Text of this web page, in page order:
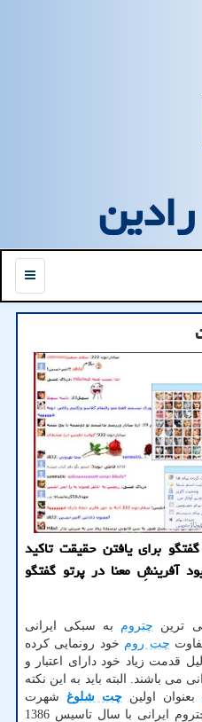
منو
برای یافتن حقیقت تاكید
آفرینشِ معنا در پرتو گفتگو
ترین چتروم به سبکی ایرانی
چت روم خود رونمایی کرده
زیاد خود دارای اعتبار و
می باشند. البته باید به این نکته
بعنوان اولین چت شلوغ شهرت
یادفته است و از قدیمی ترین چتروم ایرانی با سال تاسیس 1386